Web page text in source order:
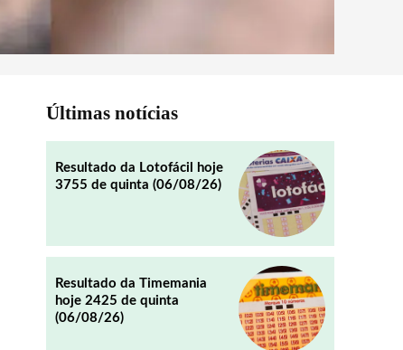
Últimas notícias
Resultado da Lotofácil hoje
3755 de quinta (06/08/26)
Resultado da Timemania
hoje 2425 de quinta
(06/08/26)